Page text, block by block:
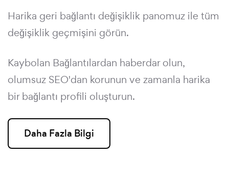
Harika geri bağlantı değişiklik panomuz ile tüm
değişiklik geçmişini görün.
Kaybolan Bağlantılardan haberdar olun,
olumsuz SEO'dan korunun ve zamanla harika
bir bağlantı profili oluşturun.
Daha Fazla Bilgi